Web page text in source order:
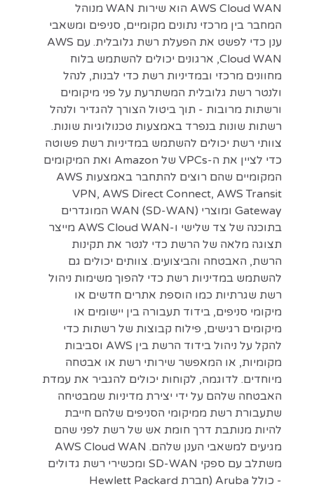
AWS Cloud WAN הוא שירות WAN מנוהל
המחבר בין מרכזי נתונים מקומיים, סניפים ומשאבי
ענן כדי לפשט את הפעלת רשת גלובלית. עם AWS
Cloud WAN, ארגונים יכולים להשתמש בלוח
מחוונים מרכזי ובמדיניות רשת כדי לבנות, לנהל
ולנטר רשת גלובלית המשתרעת על פני מיקומים
ורשתות מרובות - תוך ביטול הצורך להגדיר ולנהל
רשתות שונות בנפרד באמצעות טכנולוגיות שונות.
צוותי רשת יכולים להשתמש במדיניות רשת פשוטה
כדי לציין את ה-VPCs של Amazon ואת המיקומים
המקומיים שהם רוצים להתחבר באמצעות AWS
VPN, AWS Direct Connect, AWS Transit
Gateway ומוצרי WAN (SD-WAN) המוגדרים
בתוכנה של צד שלישי ו-AWS Cloud WAN מייצר
תצוגה מלאה של הרשת כדי לנטר את תקינות
הרשת, האבטחה והביצועים. צוותים יכולים גם
להשתמש במדיניות רשת כדי להפוך משימות ניהול
רשת שגרתיות כמו הוספת אתרים חדשים או
מיקומי סניפים, בידוד תעבורה בין יישומים או
מיקומים רגישים, פילוח קבוצות של רשתות כדי
להקל על ניהול בידוד הרשת בין AWS וסביבות
מקומיות, או המאפשר שירותי רשת או אבטחה
מיוחדים. לדוגמה, לקוחות יכולים להגביר את עמדת
האבטחה שלהם על ידי יצירת מדיניות שמבטיחה
שתעבורת רשת ממיקומי הסניפים שלהם חייבת
להיות מנותבת דרך חומת אש של רשת לפני שהם
מגיעים למשאבי הענן שלהם. AWS Cloud WAN
משתלב עם ספקי SD-WAN ומכשירי רשת גדולים
- כולל Aruba (חברת Hewlett Packard